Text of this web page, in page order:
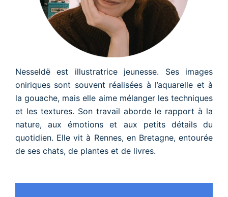
Nesseldë est illustratrice jeunesse. Ses images
oniriques sont souvent réalisées à l’aquarelle et à
la gouache, mais elle aime mélanger les techniques
et les textures. Son travail aborde le rapport à la
nature, aux émotions et aux petits détails du
quotidien. Elle vit à Rennes, en Bretagne, entourée
de ses chats, de plantes et de livres.